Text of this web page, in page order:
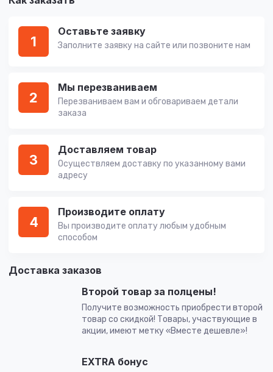
1
Оставьте заявку
Заполните заявку на сайте или позвоните нам
2
Мы перезваниваем
Перезваниваем вам и обговариваем детали
заказа
3
Доставляем товар
Осуществляем доставку по указанному вами
адресу
4
Производите оплату
Вы производите оплату любым удобным
способом
Доставка заказов
Второй товар за полцены!
Получите возможность приобрести второй
товар со скидкой! Товары, участвующие в
акции, имеют метку «Вместе дешевле»!
EXTRA бонус